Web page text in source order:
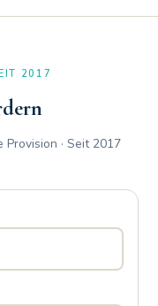
2017
· Seit 2017